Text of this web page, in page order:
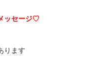
ッセージ♡
ります